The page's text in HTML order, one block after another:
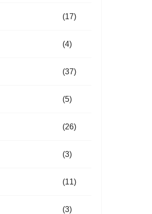
(17)
(4)
(37)
(5)
(26)
(3)
(11)
(3)